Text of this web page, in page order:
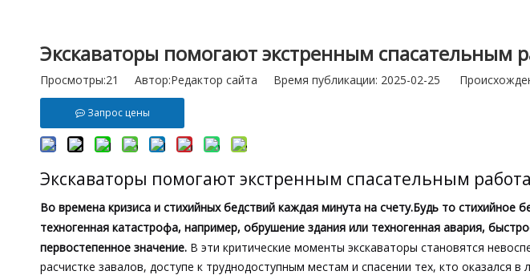
Навесное оборудование и
Экскаваторы помогают экстренным спасательным
Просмотры:21 Автор:Pедактор сайта Время публикации: 2025-02-25
Запрос цены
Экскаваторы помогают экстренным спасательным
Во времена кризиса и стихийных бедствий каждая минута на счету.Будь то стихийное
техногенная катастрофа, например, обрушение здания или техногенная авария,
первостепенное значение. В эти критические моменты экскаваторы становятся
расчистке завалов, доступе к труднодоступным местам и спасении тех, кто оказался